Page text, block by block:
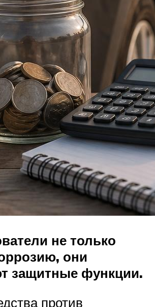
не только
они
защитные функции.
против